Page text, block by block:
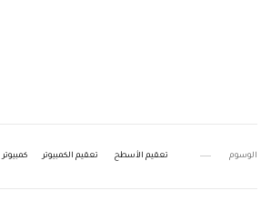
الوسوم تعقيم الأسطح تعقيم الكمبيوتر كمبيوتر